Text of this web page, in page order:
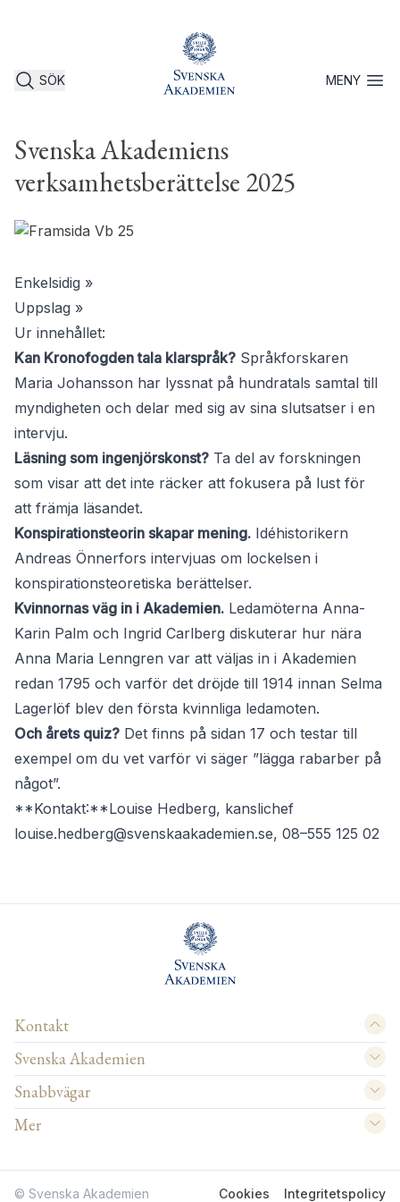
SÖK MENYÖppna
Svenska Akademiens
verksamhetsberättelse 2025
Enkelsidig »
Uppslag »
Ur innehållet:
Kan Kronofogden tala klarspråk? Språkforskaren
Maria Johansson har lyssnat på hundratals samtal till
myndigheten och delar med sig av sina slutsatser i en
intervju.
Läsning som ingenjörskonst? Ta del av forskningen
som visar att det inte räcker att fokusera på lust för
att främja läsandet.
Konspirationsteorin skapar mening. Idéhistorikern
Andreas Önnerfors intervjuas om lockelsen i
konspirationsteoretiska berättelser.
Kvinnornas väg in i Akademien. Ledamöterna Anna-
Karin Palm och Ingrid Carlberg diskuterar hur nära
Anna Maria Lenngren var att väljas in i Akademien
redan 1795 och varför det dröjde till 1914 innan Selma
Lagerlöf blev den första kvinnliga ledamoten.
Och årets quiz? Det finns på sidan 17 och testar till
exempel om du vet varför vi säger ”lägga rabarber på
något”.
**Kontakt:**Louise Hedberg, kanslichef
louise.hedberg@svenskaakademien.se, 08–555 125 02
Kontakt
Svenska Akademien
Snabbvägar
Mer
© Svenska Akademien Cookies Integritetspolicy